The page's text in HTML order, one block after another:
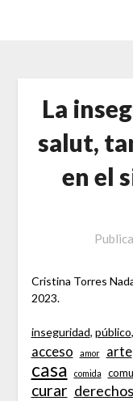
La
salut,
en el
Cristina Torres
2023.
inseguridad, público,
acceso amor arte
casa comida
curar derechos